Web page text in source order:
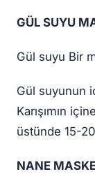
GÜL SUYU
Gül suyu Bir
Gül suyunun
Karışımın
üstünde 15-
NANE